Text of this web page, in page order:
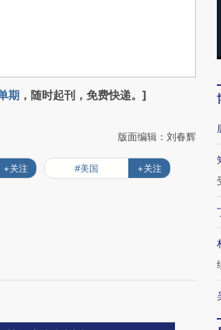
期 ，随时起刊，免费快递。]
版面编辑：刘春辉
+关注 #美国 +关注